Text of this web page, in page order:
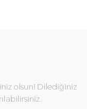
olsun! Dilediğiniz